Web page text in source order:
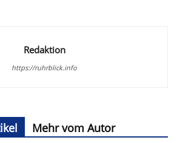
Redaktion
https://ruhrblick.info
Mehr vom Autor